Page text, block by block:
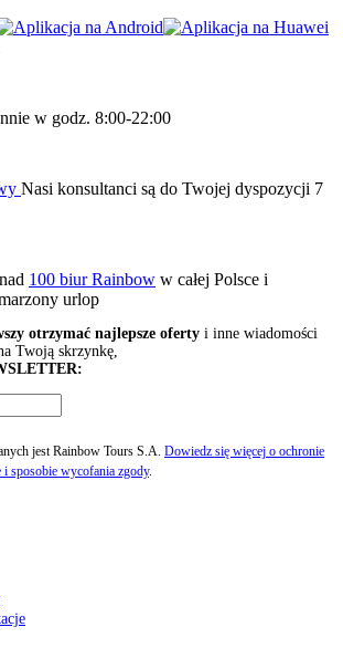
w godz. 8:00-22:00
Nasi konsultanci są do Twojej dyspozycji 7
100 biur Rainbow w całej Polsce i
urlop
otrzymać najlepsze oferty i inne wiadomości
Twoją skrzynkę,
jest Rainbow Tours S.A. Dowiedz się więcej o ochronie
sposobie wycofania zgody.